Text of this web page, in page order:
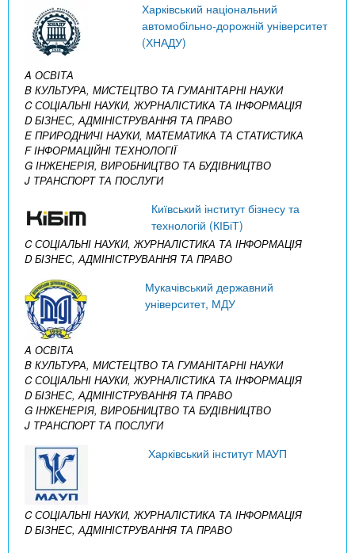
Харківський національний
автомобільно-дорожній університет
(ХНАДУ)
A ОСВІТА
B КУЛЬТУРА, МИСТЕЦТВО ТА ГУМАНІТАРНІ НАУКИ
C СОЦІАЛЬНІ НАУКИ, ЖУРНАЛІСТИКА ТА ІНФОРМАЦІЯ
D БІЗНЕС, АДМІНІСТРУВАННЯ ТА ПРАВО
E ПРИРОДНИЧІ НАУКИ, МАТЕМАТИКА ТА СТАТИСТИКА
F ІНФОРМАЦІЙНІ ТЕХНОЛОГІЇ
G ІНЖЕНЕРІЯ, ВИРОБНИЦТВО ТА БУДІВНИЦТВО
J ТРАНСПОРТ ТА ПОСЛУГИ
Київський інститут бізнесу та
технологій (КІБіТ)
C СОЦІАЛЬНІ НАУКИ, ЖУРНАЛІСТИКА ТА ІНФОРМАЦІЯ
D БІЗНЕС, АДМІНІСТРУВАННЯ ТА ПРАВО
Мукачівський державний
університет, МДУ
A ОСВІТА
B КУЛЬТУРА, МИСТЕЦТВО ТА ГУМАНІТАРНІ НАУКИ
C СОЦІАЛЬНІ НАУКИ, ЖУРНАЛІСТИКА ТА ІНФОРМАЦІЯ
D БІЗНЕС, АДМІНІСТРУВАННЯ ТА ПРАВО
G ІНЖЕНЕРІЯ, ВИРОБНИЦТВО ТА БУДІВНИЦТВО
J ТРАНСПОРТ ТА ПОСЛУГИ
Харківський інститут МАУП
C СОЦІАЛЬНІ НАУКИ, ЖУРНАЛІСТИКА ТА ІНФОРМАЦІЯ
D БІЗНЕС, АДМІНІСТРУВАННЯ ТА ПРАВО